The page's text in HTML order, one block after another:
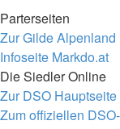
Parterseiten
Zur Gilde Alpenland
Infoseite Markdo.at
Die Siedler Online
Zur DSO Hauptseite
Zum offiziellen